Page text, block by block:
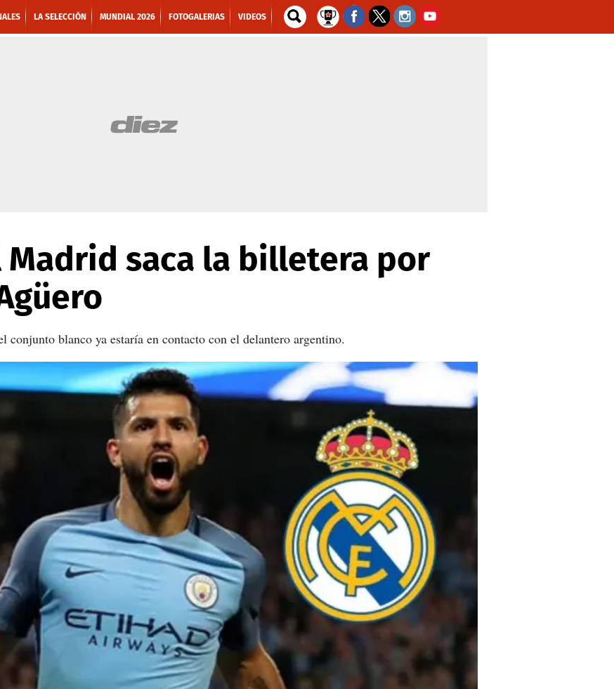
LA SELECCIÓN MUNDIAL 2026 FOTOGALERIAS VIDEOS
Madrid saca la billetera por
conjunto blanco ya estaría en contacto con el delantero argentino.